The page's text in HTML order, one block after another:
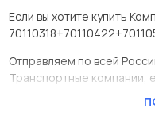
Если вы хотите купить
Отправляем по всей
Транспортные компании,